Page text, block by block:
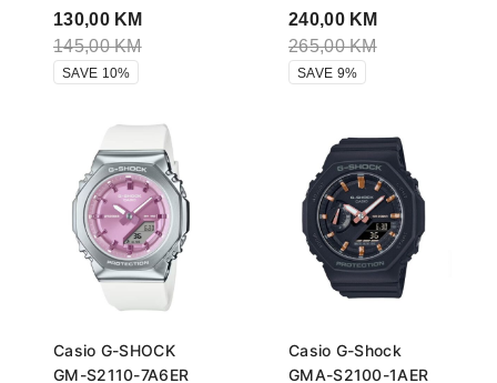
130,00 KM
145,00KM
SAVE 10%
240,00 KM
265,00KM
SAVE 9%
Casio G-SHOCK
GM-S2110-7A6ER
Casio G-Shock
GMA-S2100-1AER